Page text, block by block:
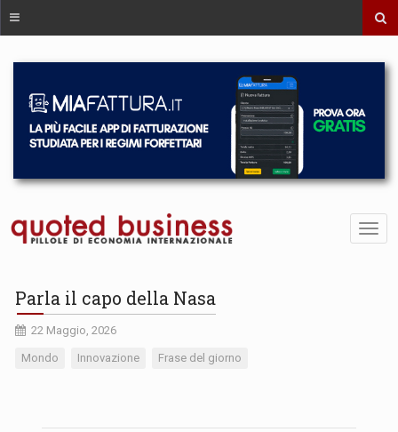
Parla il capo della Nasa
22 Maggio, 2026
Mondo Innovazione Frase del giorno